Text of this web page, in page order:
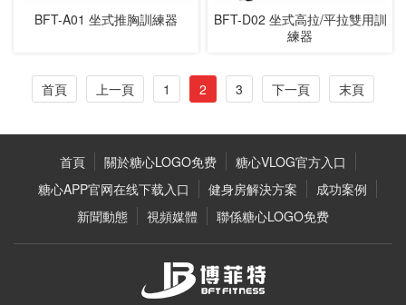
BFT-A01 坐式推胸訓練器
BFT-D02 坐式高拉/平拉雙用訓
練器
首頁 上一頁 1 2 3 下一頁 末頁
首頁 關於糖心LOGO免费
糖心VLOG官方入口
糖心APP官网在线下载入口
健身房解決方案
成功案例
新聞動態
視頻媒體 聯係糖心LOGO免费